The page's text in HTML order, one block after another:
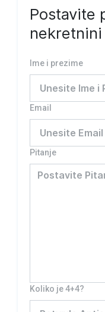
Postavite
nekretnini
Ime i prezime
Email
Pitanje
Koliko je 4+4?